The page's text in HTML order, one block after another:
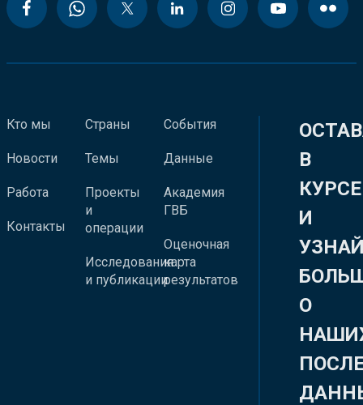
Кто мы
Новости
Работа
Контакты
Страны
Темы
Проекты
и
операции
Исследования
и публикации
События
Данные
Академия
ГВБ
Оценочная
карта
результатов
В
КУРСЕ
И
О